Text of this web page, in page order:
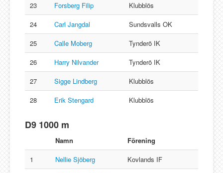
23
Forsberg Filip
Klubblös
24
Carl Jangdal
Sundsvalls OK
25
Calle Moberg
Tynderö IK
26
Harry Nilvander
Tynderö IK
27
Sigge Lindberg
Klubblös
28
Erik Stengard Klubblös
D9 1000 m
Namn
Förening
1
Nellie Sjöberg
Kovlands IF